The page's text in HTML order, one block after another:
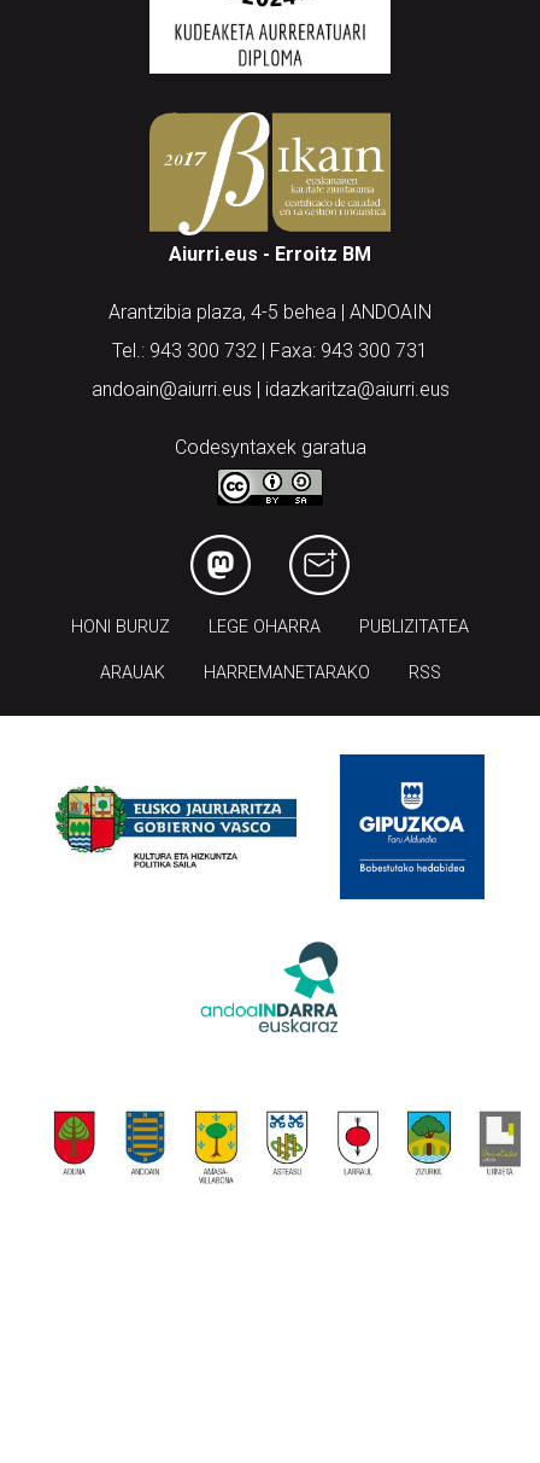
Aiurri.eus - Erroitz BM
Arantzibia plaza, 4-5 behea | ANDOAIN
Tel.: 943 300 732 | Faxa: 943 300 731
andoain@aiurri.eus | idazkaritza@aiurri.eus
Codesyntaxek garatua
HONI BURUZ LEGE OHARRA PUBLIZITATEA
ARAUAK HARREMANETARAKO RSS